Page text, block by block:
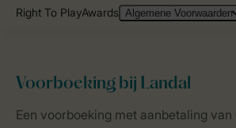
Landal Camping Over Landal
Voorboeking bij Landal
Een voorboeking met aanbetaling